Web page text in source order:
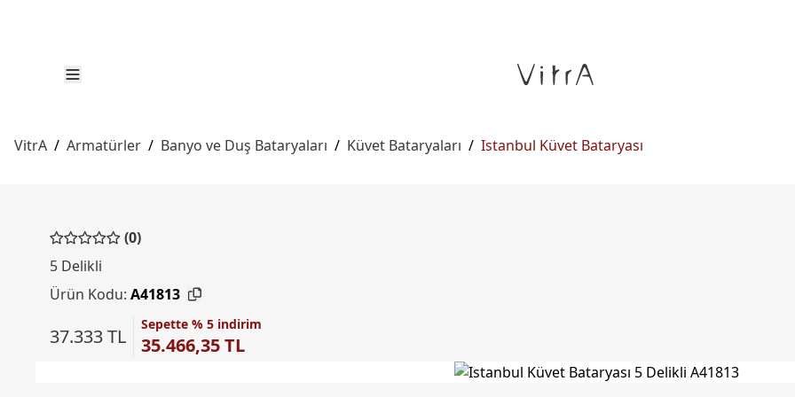
VitrA / Armatürler / Banyo ve Duş Bataryaları / Küvet Bataryaları / Istanbul Küvet Bataryası
(0)
5 Delikli
Ürün Kodu: A41813
37.333 TL
Sepette % 5 indirim
35.466,35 TL